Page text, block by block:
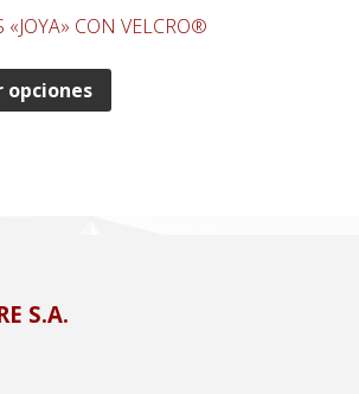
«JOYA» CON VELCRO®
opciones
S.A.